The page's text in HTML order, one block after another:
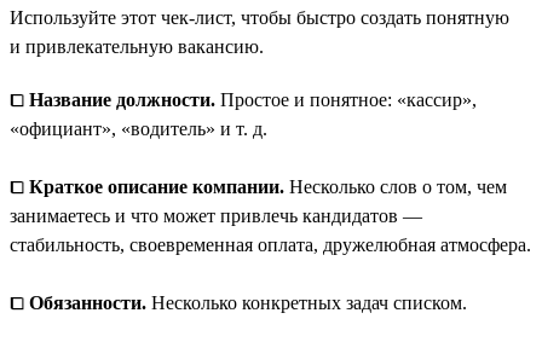
Используйте этот чек-лист, чтобы быстро создать понятную
и привлекательную вакансию.
⧠ Название должности. Простое и понятное: «кассир»,
«официант», «водитель» и т. д.
⧠ Краткое описание компании. Несколько слов о том, чем
занимаетесь и что может привлечь кандидатов —
стабильность, своевременная оплата, дружелюбная атмосфера.
⧠ Обязанности. Несколько конкретных задач списком.